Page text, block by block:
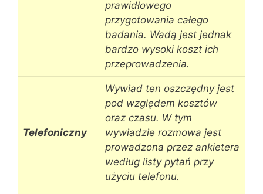
prawidłowego
przygotowania całego
badania. Wadą jest jednak
bardzo wysoki koszt ich
przeprowadzenia.
Telefoniczny
Wywiad ten oszczędny jest
pod względem kosztów
oraz czasu. W tym
wywiadzie rozmowa jest
prowadzona przez ankietera
według listy pytań przy
użyciu telefonu.